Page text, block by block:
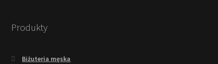
Produkty
Biżuteria męska